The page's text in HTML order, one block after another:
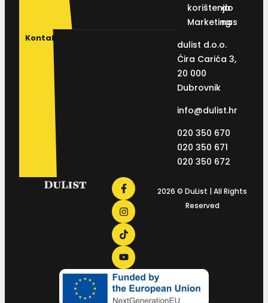
korištenja
Marketing
do
nas
Kontakt
dulist d.o.o.
Ćira Carića 3,
20 000
Dubrovnik
info@dulist.hr
020 350 670
020 350 671
020 350 672
2026 © DuList | All Rights
Reserved